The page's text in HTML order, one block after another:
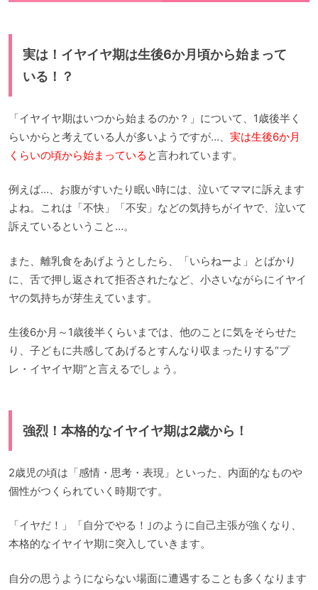
実は！イヤイヤ期は生後6か月頃から始まって
いる！？
「イヤイヤ期はいつから始まるのか？」について、1歳後半く
らいからと考えている人が多いようですが…、 実は生後6か月
くらいの頃から始まっている と言われています。
例えば…、お腹がすいたり眠い時には、泣いてママに訴えます
よね。これは「不快」「不安」などの気持ちがイヤで、泣いて
訴えているということ…。
また、離乳食をあげようとしたら、「いらねーよ」とばかり
に、舌で押し返されて拒否されたなど、小さいながらにイヤイ
ヤの気持ちが芽生えています。
生後6か月～1歳後半くらいまでは、他のことに気をそらせた
り、子どもに共感してあげるとすんなり収まったりする“プ
レ・イヤイヤ期”と言えるでしょう。
強烈！本格的なイヤイヤ期は2歳から！
2歳児の頃は「感情・思考・表現」といった、内面的なものや
個性がつくられていく時期です。
「イヤだ！」「自分でやる！｣のように自己主張が強くなり、
本格的なイヤイヤ期に突入していきます。
自分の思うようにならない場面に遭遇することも多くなります